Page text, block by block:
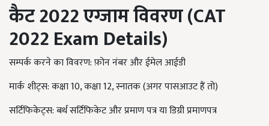
कैट 2022 एग्जाम विवरण (CAT
2022Exam Details)
सम्पर्क करने का विवरण: फ़ोन नंबर और ईमेल आईडी
मार्क शीट्स: कक्षा 10, कक्षा 12, स्नातक (अगर पासआउट हैं तो)
सर्टिफिकेट्स: बर्थ सर्टिफिकेट और प्रमाण पत्र या डिग्री प्रमाणपत्र